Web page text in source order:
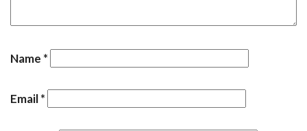
Name *
Email*